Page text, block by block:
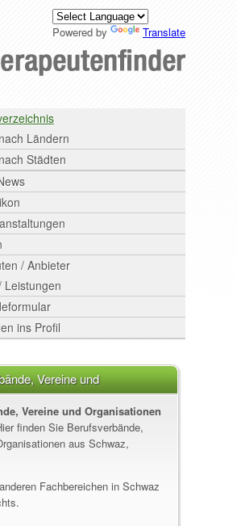
Powered by Translate
Ländern
Städten
/ Anbieter
Leistungen
ins Profil
Vereine und
in Schwaz
Vereine und Organisationen
finden Sie Berufsverbände,
aus Schwaz,
Fachbereichen in Schwaz